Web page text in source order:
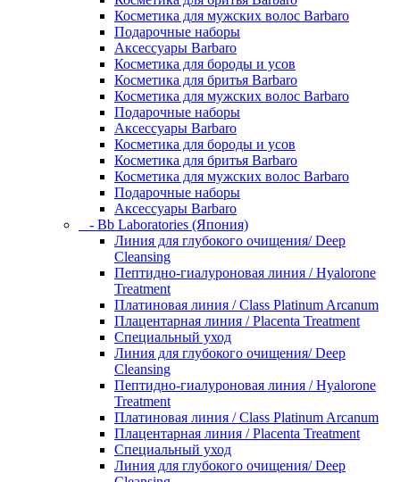
Косметика для мужских волос Barbaro
Подарочные наборы
Аксессуары Barbaro
Косметика для бороды и усов
Косметика для бритья Barbaro
Косметика для мужских волос Barbaro
Подарочные наборы
Аксессуары Barbaro
Косметика для бороды и усов
Косметика для бритья Barbaro
Косметика для мужских волос Barbaro
Подарочные наборы
Аксессуары Barbaro
- Bb Laboratories (Япония)
Линия для глубокого очищения/ Deep
Cleansing
Пептидно-гиалуроновая линия / Hyalorone
Treatment
Платиновая линия / Class Platinum Arcanum
Плацентарная линия / Placenta Treatment
Специальный уход
Линия для глубокого очищения/ Deep
Cleansing
Пептидно-гиалуроновая линия / Hyalorone
Treatment
Платиновая линия / Class Platinum Arcanum
Плацентарная линия / Placenta Treatment
Специальный уход
Линия для глубокого очищения/ Deep